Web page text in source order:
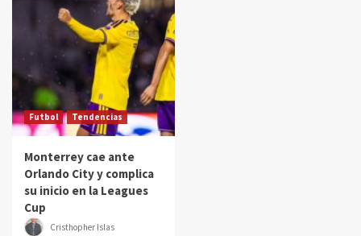
Futbol Tendencias
Monterrey cae ante
Orlando City y complica
su inicio en la Leagues
Cup
Cristhopher Islas